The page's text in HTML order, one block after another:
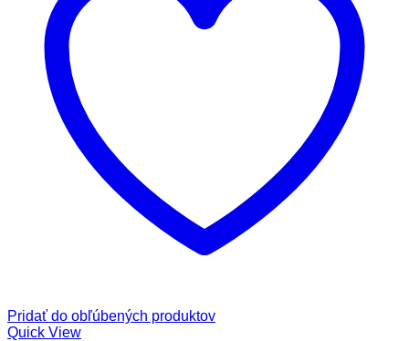
Pridať do obľúbených produktov
Quick View